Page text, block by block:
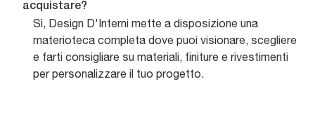
acquistare?
Sì, Design D'Interni mette a disposizione una
materioteca completa dove puoi visionare, scegliere
e farti consigliare su materiali, finiture e rivestimenti
per personalizzare il tuo progetto.